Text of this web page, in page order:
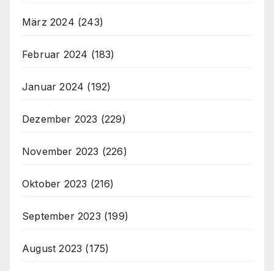
März 2024 (243)
Februar 2024 (183)
Januar 2024 (192)
Dezember 2023 (229)
November 2023 (226)
Oktober 2023 (216)
September 2023 (199)
August 2023 (175)